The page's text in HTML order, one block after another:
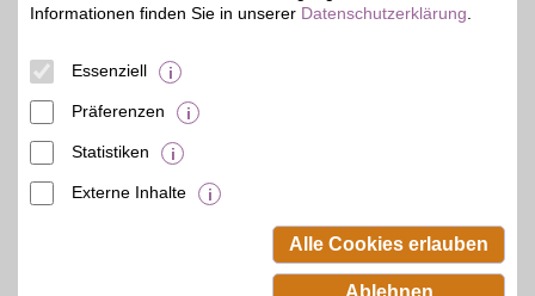
Service stehen hier an
Beamten-Selbsthilfewerk GmbH.
Informationen finden Sie in unserer Datenschutzerklärung
Essenziell
Präferenzen
Statistiken
Externe Inhalte
Alle Cookies erlauben
Ablehnen